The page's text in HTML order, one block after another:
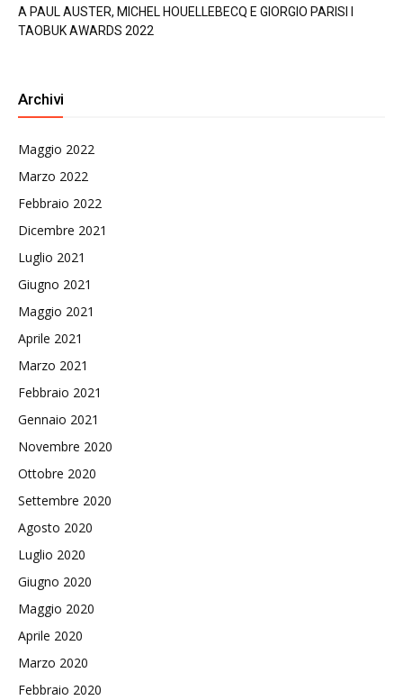
A PAUL AUSTER, MICHEL HOUELLEBECQ E GIORGIO PARISI I
TAOBUK AWARDS 2022
Archivi
Maggio 2022
Marzo 2022
Febbraio 2022
Dicembre 2021
Luglio 2021
Giugno 2021
Maggio 2021
Aprile 2021
Marzo 2021
Febbraio 2021
Gennaio 2021
Novembre 2020
Ottobre 2020
Settembre 2020
Agosto 2020
Luglio 2020
Giugno 2020
Maggio 2020
Aprile 2020
Marzo 2020
Febbraio 2020